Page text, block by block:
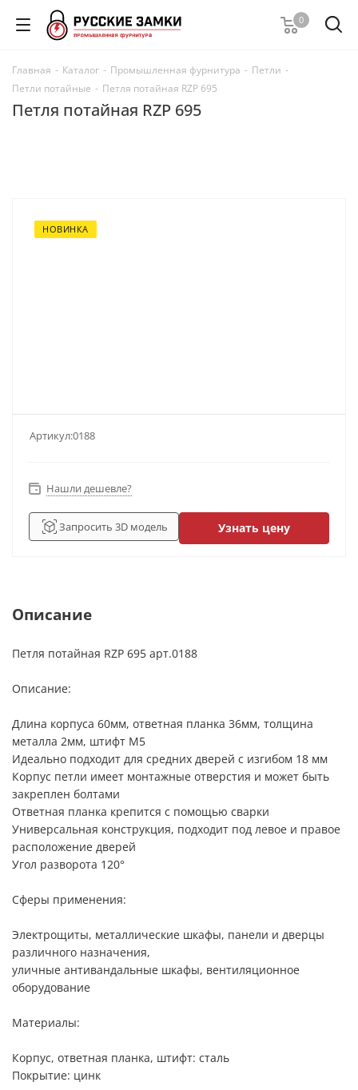
0
Главная - Каталог - Промышленная фурнитура - Петли -
Петли потайные - Петля потайная RZP 695
Петля потайная RZP 695
НОВИНКА
Артикул:0188
Нашли дешевле?
Запросить 3D модель Узнать цену
Описание
Петля потайная RZP 695 арт.0188
Описание:
Длина корпуса 60мм, ответная планка 36мм, толщина
металла 2мм, штифт М5
Идеально подходит для средних дверей с изгибом 18 мм
Корпус петли имеет монтажные отверстия и может быть
закреплен болтами
Ответная планка крепится с помощью сварки
Универсальная конструкция, подходит под левое и правое
расположение дверей
Угол разворота 120°
Сферы применения:
Электрощиты, металлические шкафы, панели и дверцы
различного назначения,
уличные антивандальные шкафы, вентиляционное
оборудование
Материалы:
Корпус, ответная планка, штифт: сталь
Покрытие: цинк